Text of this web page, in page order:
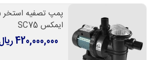
ایمکس SC75
420,000,000 ریال